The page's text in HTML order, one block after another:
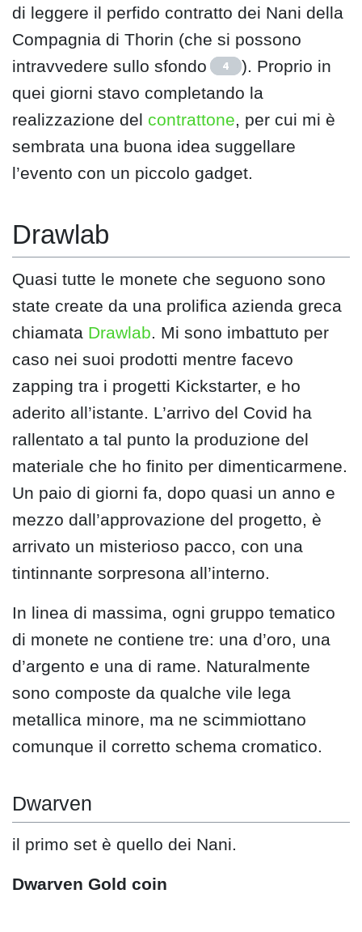
di leggere il perfido contratto dei Nani della
Compagnia di Thorin (che si possono
intravvedere sullo sfondo
4
). Proprio in
quei giorni stavo completando la
realizzazione del contrattone, per cui mi è
sembrata una buona idea suggellare
l’evento con un piccolo gadget.
Drawlab
Quasi tutte le monete che seguono sono
state create da una prolifica azienda greca
chiamata Drawlab. Mi sono imbattuto per
caso nei suoi prodotti mentre facevo
zapping tra i progetti Kickstarter, e ho
aderito all’istante. L’arrivo del Covid ha
rallentato a tal punto la produzione del
materiale che ho finito per dimenticarmene.
Un paio di giorni fa, dopo quasi un anno e
mezzo dall’approvazione del progetto, è
arrivato un misterioso pacco, con una
tintinnante sorpresona all’interno.
In linea di massima, ogni gruppo tematico
di monete ne contiene tre: una d’oro, una
d’argento e una di rame. Naturalmente
sono composte da qualche vile lega
metallica minore, ma ne scimmiottano
comunque il corretto schema cromatico.
Dwarven
il primo set è quello dei Nani.
Dwarven Gold coin